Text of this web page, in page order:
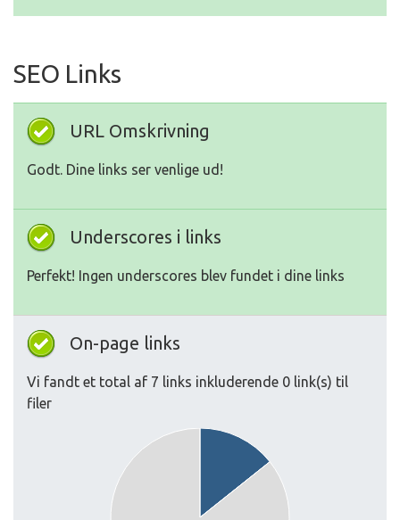
SEO Links
URL Omskrivning
Godt. Dine links ser venlige ud!
Underscores i links
Perfekt! Ingen underscores blev fundet i dine links
On-page links
Vi fandt et total af 7 links inkluderende 0 link(s) til
filer